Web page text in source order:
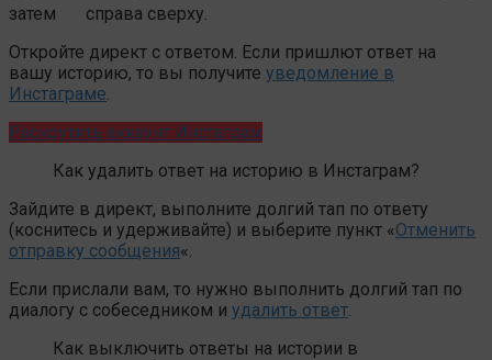
затем
справа сверху.
Откройте директ с ответом. Если пришлют ответ на
вашу историю, то вы получите уведомление в
Инстаграме
Раскрутить аккаунт Инстаграм
Как удалить ответ на историю в Инстаграм?
Зайдите в директ, выполните долгий тап по ответу
(коснитесь и удерживайте) и выберите пункт «Отменить
отправку сообщения«.
Если прислали вам, то нужно выполнить долгий тап по
диалогу с собеседником и удалить ответ
Как выключить ответы на истории в